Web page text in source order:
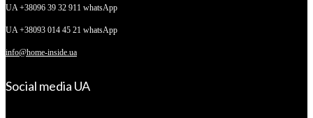
UA +38096 39 32 911 whatsApp
UA +38093 014 45 21 whatsApp
info@home-inside.ua
Social media UA